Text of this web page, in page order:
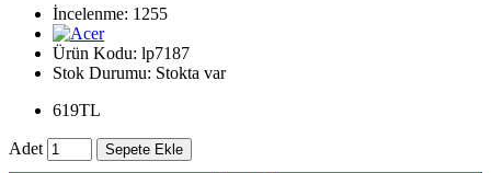
İncelenme: 1255
Ürün Kodu: lp7187
Stok Durumu: Stokta var
619TL
Adet Sepete Ekle